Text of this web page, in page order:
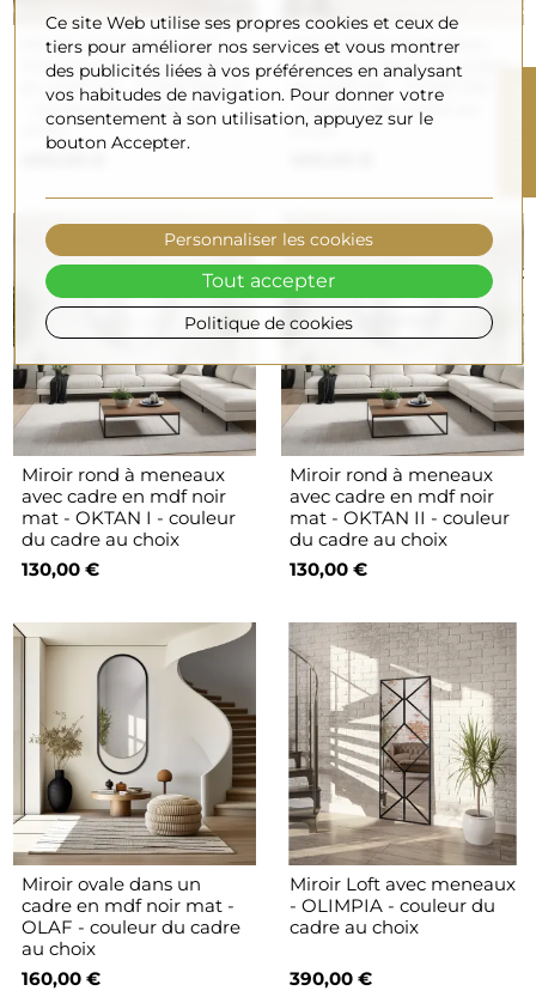
Miroir semi-ovale avec
meneaux dans un cadre
en mdf loft - FENÊTRE III
- couleur du cadre au
choix
Miroir semi-ovale avec
meneaux dans un cadre
en mdf loft - FENÊTRE IV
- couleur du cadre au
choix
Miroir rond à meneaux
avec cadre en mdf noir
mat - OKTAN I - couleur
du cadre au choix
130,00 €
Miroir rond à meneaux
avec cadre en mdf noir
mat - OKTAN II - couleur
du cadre au choix
130,00 €
Miroir ovale dans un
cadre en mdf noir mat -
OLAF - couleur du cadre
au choix
160,00 €
Miroir Loft avec meneaux
- OLIMPIA - couleur du
cadre au choix
390,00 €
Ce site Web utilise ses propres cookies et ceux de
tiers pour améliorer nos services et vous montrer
des publicités liées à vos préférences en analysant
vos habitudes de navigation. Pour donner votre
consentement à son utilisation, appuyez sur le
bouton Accepter.
Politique de cookies
Personnaliser les cookies
Tout accepter